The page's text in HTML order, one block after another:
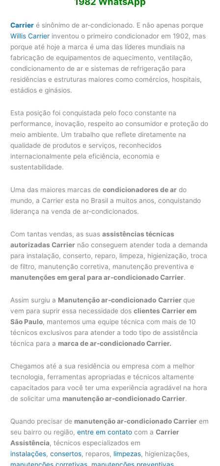
Carrier é sinônimo de ar-condicionado. E não apenas porque
Willis Carrier inventou o primeiro condicionador em 1902, mas
porque até hoje a marca é uma das líderes mundiais na
fabricação de equipamentos de aquecimento, ventilação,
condicionamento de ar e sistemas de refrigeração para
residências e estruturas maiores como comércios, hospitais,
estádios e ginásios.
Esta posição foi conquistada pelo foco constante na
performance, inovação, respeito ao consumidor e proteção do
meio ambiente. Um trabalho que reflete diretamente na
qualidade de produtos e serviços, reconhecidos
internacionalmente pela eficiência, economia e
sustentabilidade.
Uma das maiores marcas decondicionadores de ar do
mundo, a Carrier esta no Brasil a muitos anos, conquistando
liderança na venda de ar-condicionados.
Com tantas vendas, as suasassistências técnicas
autorizadas Carrier não conseguem atender toda a demanda
para instalação, conserto, reparo, limpeza, higienização, troca
de filtro, manutenção corretiva, manutenção preventiva e
manutenções em geral para ar-condicionado Carrier.
Assim surgiu a Manutenção ar-condicionado Carrierque
vem para suprir essa necessidade dosclientes Carrier em
São Paulo, mantemos uma equipe técnica com mais de 10
técnicos exclusivos para atender a todo tipo de assistência
técnica para a marca de ar-condicionado Carrier.
Chegamos até a sua residência ou empresa com a melhor
tecnologia, ferramentas apropriadas e técnicos altamente
capacitados para você ter uma experiência agradável na hora
de solicitar uma manutenção ar-condicionado Carrier.
Quando precisar de manutenção ar-condicionado Carrier em
seu bairro ou região,entre em contato com aCarrier
Assistência, técnicos especializados em
instalações,consertos, reparos, limpezas, higienizações,